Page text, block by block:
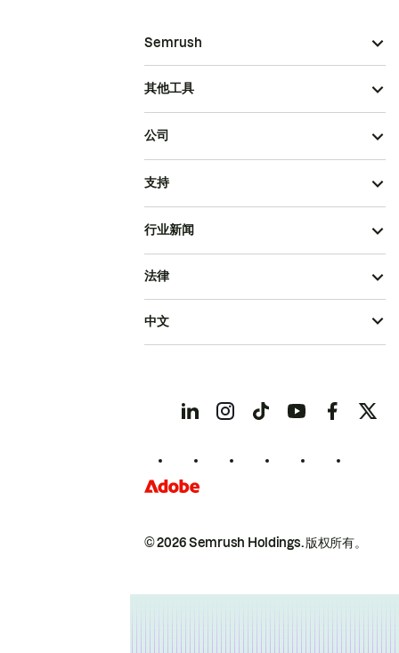
Semrush
其他工具
公司
支持
行业新闻
© 2026 Semrush Holdings.版权所有。
法律
中文